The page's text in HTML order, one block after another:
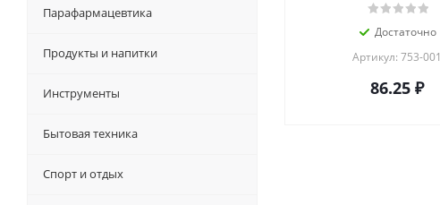
Достаточно
Артикул: 753-001
86.25₽
Парафармацевтика
Продукты и напитки
Инструменты
Бытовая техника
Спорт и отдых